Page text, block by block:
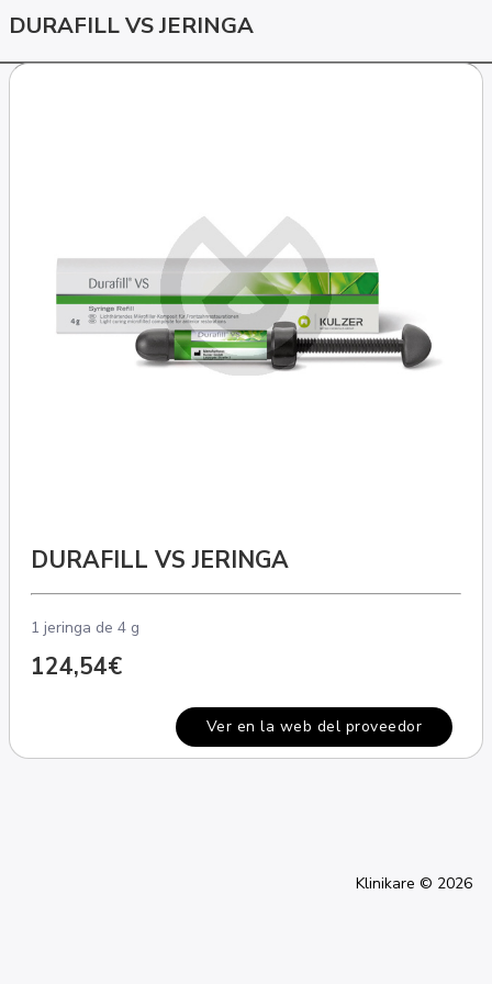
DURAFILL VS JERINGA
DURAFILL VS JERINGA
1 jeringa de 4 g
124,54€
Ver en la web del proveedor
Klinikare © 2026